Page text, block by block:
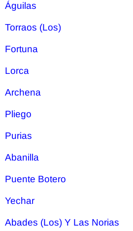
Águilas
Torraos (Los)
Fortuna
Lorca
Archena
Pliego
Purias
Abanilla
Puente Botero
Yechar
Abades (Los) Y Las Norias